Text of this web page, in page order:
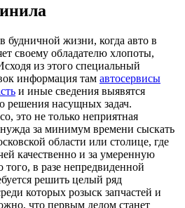
будничной жизни, когда авто в
своему обладателю хлопоты,
из этого специальный
информация там автосервисы
и иные сведения выявятся
решения насущных задач.
это не только неприятная
за минимум времени сыскать
области или столице, где
качественно и за умеренную
в разе непредвиденной
решить целый ряд
которых розыск запчастей и
что первым делом станет